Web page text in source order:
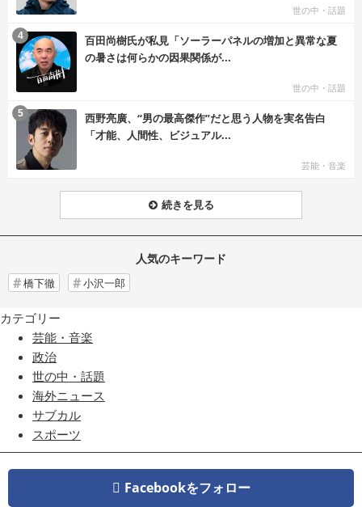
世の中・話題
百田尚樹氏が私見「ソーラーパネルの増加と異常な夏
の暑さは何らかの因果関係が...
世の中・話題
4
西野亮廣、“男の最高傑作”だと思う人物を実名告白
「才能、人間性、ビジュアル...
芸能・音楽
5
続きを見る
人気のキーワード
橋下徹 小沢一郎
カテゴリー
芸能・音楽
政治
世の中・話題
海外ニュース
サブカル
スポーツ
Facebookをフォロー